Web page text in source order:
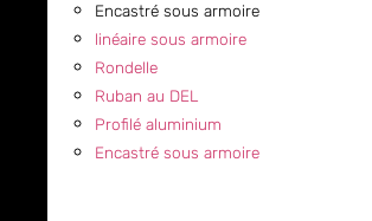
Encastré sous armoire
linéaire sous armoire
Rondelle
Ruban au DEL
Profilé aluminium
Encastré sous armoire